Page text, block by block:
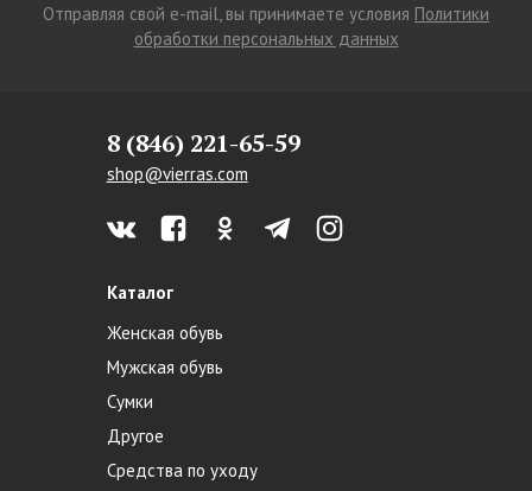
Отправляя свой e-mail, вы принимаете условия Политики
обработки персональных данных
8 (846) 221-65-59
shop@vierras.com
Каталог
Женская обувь
Мужская обувь
Сумки
Другое
Средства по уходу